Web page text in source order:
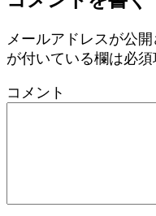
メールアドレスが公開
が付いている欄は必
コメント